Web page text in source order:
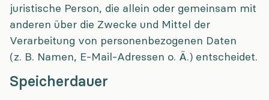
juristische Person, die allein oder gemeinsam mit
anderen über die Zwecke und Mittel der
Verarbeitung von personenbezogenen Daten
(z. B. Namen, E-Mail-Adressen o. Ä.) entscheidet.
Speicherdauer